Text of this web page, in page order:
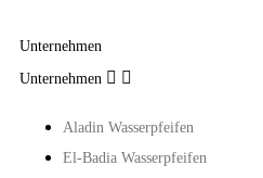
Unternehmen
Unternehmen  
Aladin Wasserpfeifen
El-Badia Wasserpfeifen